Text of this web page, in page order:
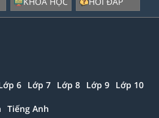
6 Lớp 7 Lớp 8 Lớp 9 Lớp 10
Tiếng Anh